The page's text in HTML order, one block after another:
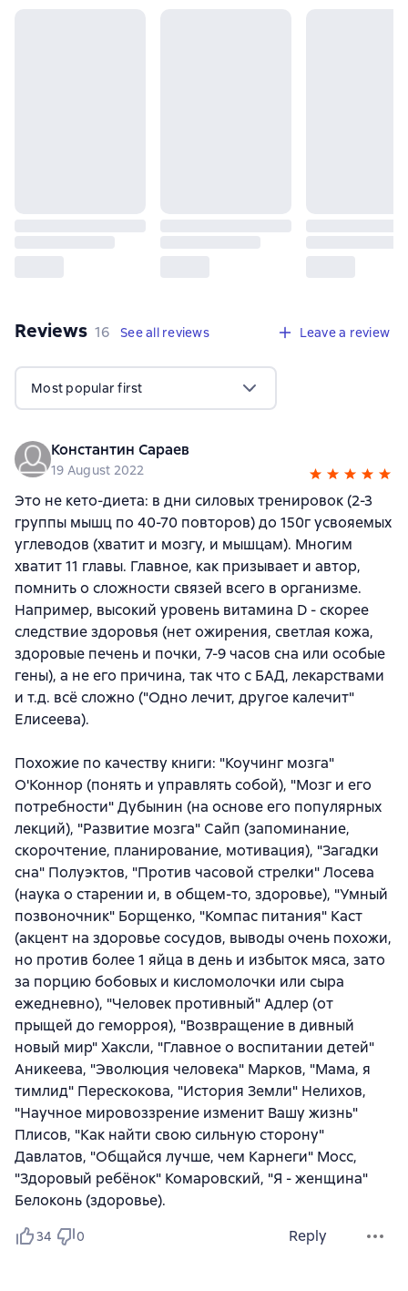
Reviews 16 reviews
16 See all reviews Leave a review
Most popular first
Константин Сараев
19 August 2022
Это не кето-диета: в дни силовых тренировок (2-3
группы мышц по 40-70 повторов) до 150г усвояемых
углеводов (хватит и мозгу, и мышцам). Многим
хватит 11 главы. Главное, как призывает и автор,
помнить о сложности связей всего в организме.
Например, высокий уровень витамина D - скорее
следствие здоровья (нет ожирения, светлая кожа,
здоровые печень и почки, 7-9 часов сна или особые
гены), а не его причина, так что с БАД, лекарствами
и т.д. всё сложно ("Одно лечит, другое калечит"
Елисеева).
Похожие по качеству книги: "Коучинг мозга"
О'Коннор (понять и управлять собой), "Мозг и его
потребности" Дубынин (на основе его популярных
лекций), "Развитие мозга" Сайп (запоминание,
скорочтение, планирование, мотивация), "Загадки
сна" Полуэктов, "Против часовой стрелки" Лосева
(наука о старении и, в общем-то, здоровье), "Умный
позвоночник" Борщенко, "Компас питания" Каст
(акцент на здоровье сосудов, выводы очень похожи,
но против более 1 яйца в день и избыток мяса, зато
за порцию бобовых и кисломолочки или сыра
ежедневно), "Человек противный" Адлер (от
прыщей до геморроя), "Возвращение в дивный
новый мир" Хаксли, "Главное о воспитании детей"
Аникеева, "Эволюция человека" Марков, "Мама, я
тимлид" Перескокова, "История Земли" Нелихов,
"Научное мировоззрение изменит Вашу жизнь"
Плисов, "Как найти свою сильную сторону"
Давлатов, "Общайся лучше, чем Карнеги" Мосс,
"Здоровый ребёнок" Комаровский, "Я - женщина"
Белоконь (здоровье).
34 0 Reply